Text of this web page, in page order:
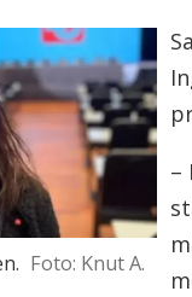
Foto: Knut A.
–